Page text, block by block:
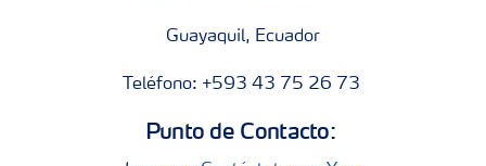
Guayaquil, Ecuador
Teléfono: +593 43 75 26 73
Punto de Contacto: